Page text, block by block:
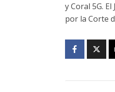
y Coral 5G.
por la Corte